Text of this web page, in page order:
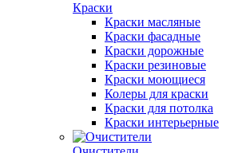
Краски
Краски масляные
Краски фасадные
Краски дорожные
Краски резиновые
Краски моющиеся
Колеры для краски
Краски для потолка
Краски интерьерные